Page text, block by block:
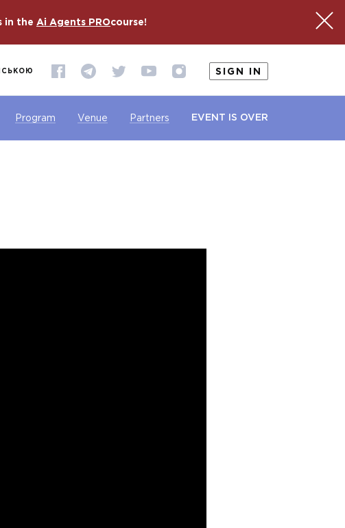
in the Ai Agents PROcourse!
SIGN IN
Program Venue Partners EVENT IS OVER